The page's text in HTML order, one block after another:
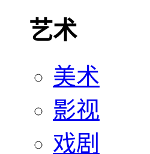
艺术
美术
影视
戏剧